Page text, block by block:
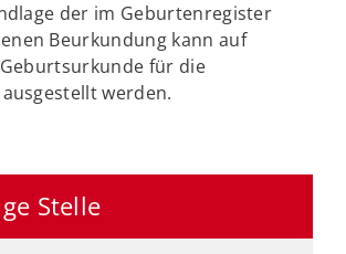
der im Geburtenregister
Beurkundung kann auf
für die
werden.
Stelle